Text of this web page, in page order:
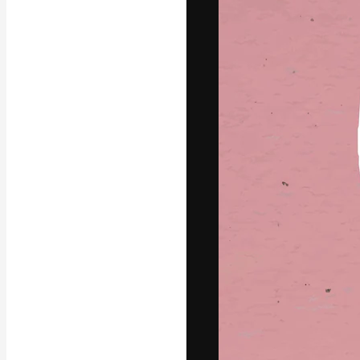
La
migliori lavori.
creativi,